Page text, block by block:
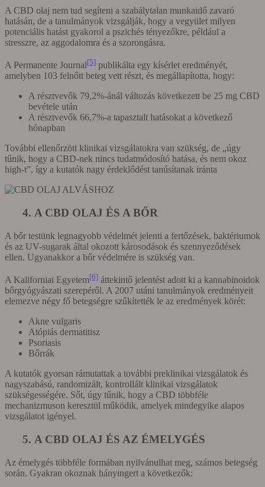
A CBD olaj nem tud segíteni a szabálytalan munkaidő zavaró
hatásán, de a tanulmányok vizsgálják, hogy a vegyület milyen
potenciális hatást gyakorol a pszichés tényezőkre, például a
stresszre, az aggodalomra és a szorongásra.
A Permanente Journal[5] publikálta egy kísérlet eredményét,
amelyben 103 felnőtt beteg vett részt, és megállapította, hogy:
A résztvevők 79,2%-ánál változás következett be 25 mg CBD
bevétele után
A résztvevők 66,7%-a tapasztalt hatásokat a következő
hónapban
További ellenőrzött klinikai vizsgálatokra van szükség, de „úgy
tűnik, hogy a CBD-nek nincs tudatmódosító hatása, és nem okoz
high-t”, így a kutatók nagy érdeklődést tanúsítanak iránta
4. A CBD OLAJ ÉS A BŐR
A bőr testünk legnagyobb védelmét jelenti a fertőzések, baktériumok
és az UV-sugarak által okozott károsodások és szennyeződések
ellen. Ugyanakkor a bőr védelmére is szükség van.
A Kaliforniai Egyetem[6] áttekintő jelentést adott ki a kannabinoidok
bőrgyógyászati szerepéről. A 2007 utáni tanulmányok eredményeit
elemezve négy fő betegségre szűkítették le az eredmények körét:
Akne vulgaris
Atópiás dermatitisz
Psoriasis
Bőrrák
A kutatók gyorsan rámutattak a további preklinikai vizsgálatok és
nagyszabású, randomizált, kontrollált klinikai vizsgálatok
szükségességére. Sőt, úgy tűnik, hogy a CBD többféle
mechanizmuson keresztül működik, amelyek mindegyike alapos
vizsgálatot igényel.
5. A CBD OLAJ ÉS AZ ÉMELYGÉS
Az émelygés többféle formában nyilvánulhat meg, számos betegség
során. Gyakran okoznak hányingert a következők: